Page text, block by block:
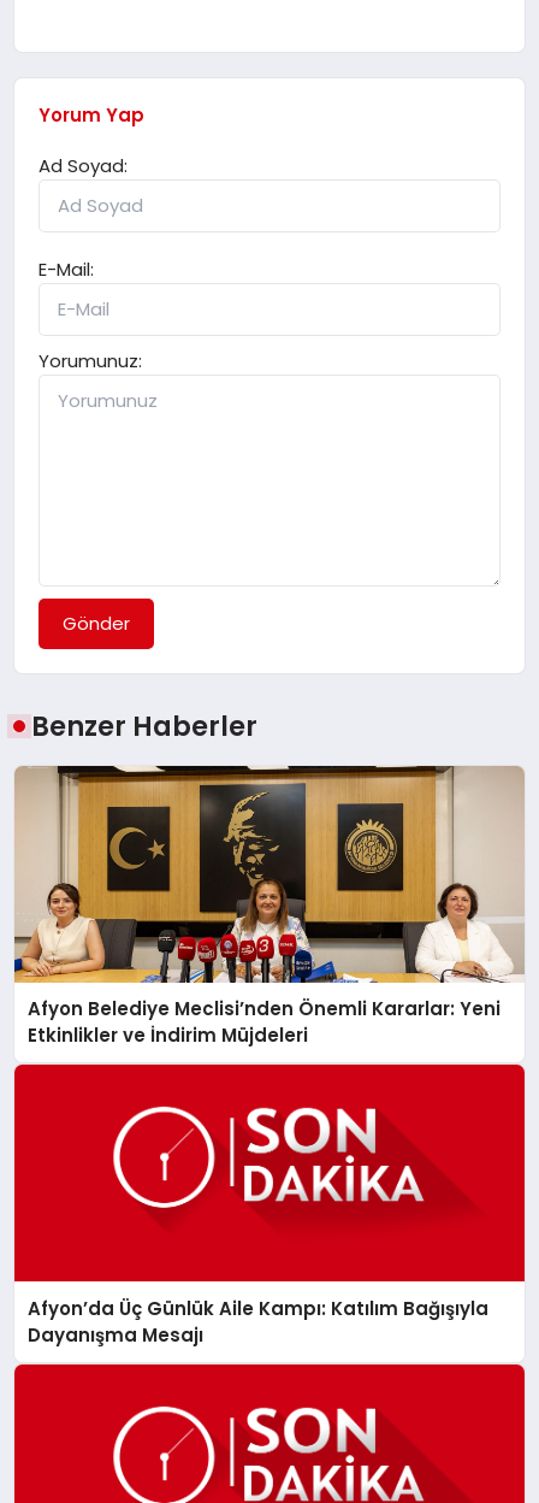
Yorum Yap
Ad Soyad:
E-Mail:
Yorumunuz:
Gönder
Benzer Haberler
Afyon Belediye Meclisi’nden Önemli Kararlar: Yeni
Etkinlikler ve İndirim Müjdeleri
Afyon’da Üç Günlük Aile Kampı: Katılım Bağışıyla
Dayanışma Mesajı